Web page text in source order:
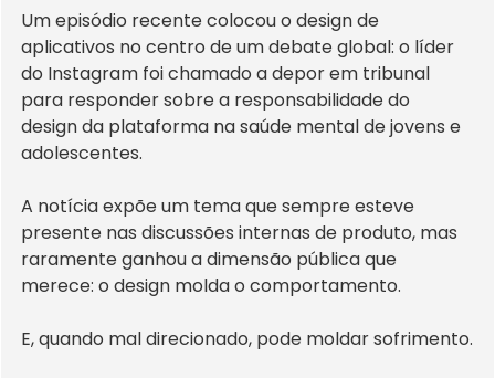
Um episódio recente colocou o design de
aplicativos no centro de um debate global: o líder
do Instagram foi chamado a depor em tribunal
para responder sobre a responsabilidade do
design da plataforma na saúde mental de jovens e
adolescentes.
A notícia expõe um tema que sempre esteve
presente nas discussões internas de produto, mas
raramente ganhou a dimensão pública que
merece: o design molda o comportamento.
E, quando mal direcionado, pode moldar sofrimento.